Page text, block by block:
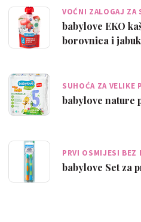
VOĆNI ZALOGAJ ZA
babylove EKO
borovnica i
SUHOĆA ZA
babylove nature
PRVI OSMIJESI BEZ
babylove Set za